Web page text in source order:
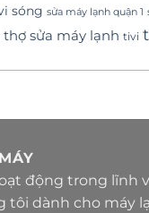
sóng sửa máy lạnh quận 1
thợ sửa máy lạnh tivi
động trong lĩnh
tôi dành cho máy